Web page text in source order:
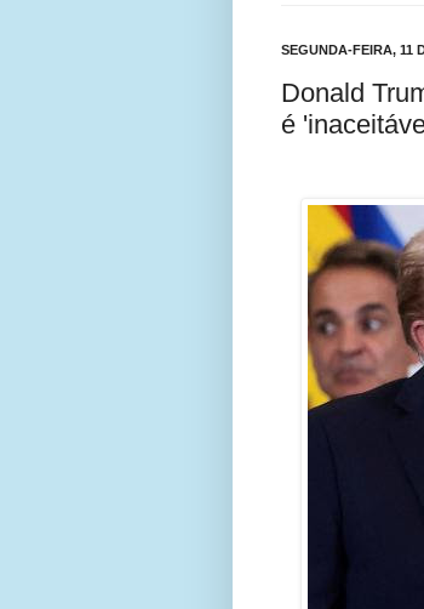
SEGUNDA-FEIRA, 11
Donald
é